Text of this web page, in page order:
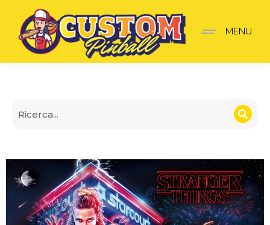
Translite Stranger
MENU